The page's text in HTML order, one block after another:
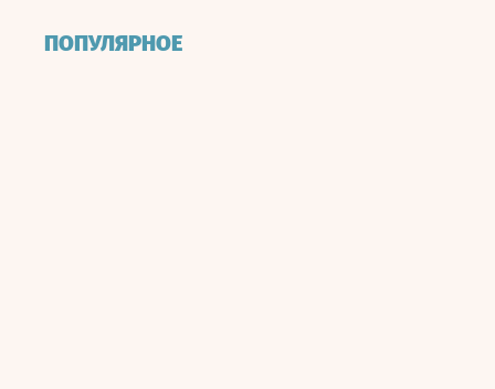
ПОПУЛЯРНОЕ